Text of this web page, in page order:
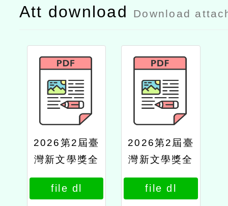
Att download Download
2026第2屆臺
灣新文學獎全
國語文寫作競
賽
file dl
2026第2屆臺
灣新文學獎全
國語文寫作競
賽公文
file dl